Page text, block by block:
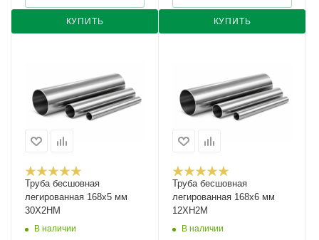
КУПИТЬ КУПИТЬ
Труба бесшовная
легированная 168х5 мм
30Х2НМ
В наличии
Труба бесшовная
легированная 168х6 мм
12ХН2М
В наличии